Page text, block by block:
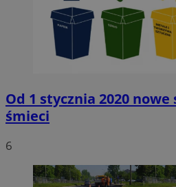
Od 1 stycznia 2020
śmieci
6